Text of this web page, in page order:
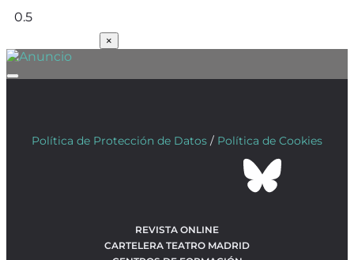
×
Política de Protección de Datos / Política de Cookies
REVISTA ONLINE
CARTELERA TEATRO MADRID